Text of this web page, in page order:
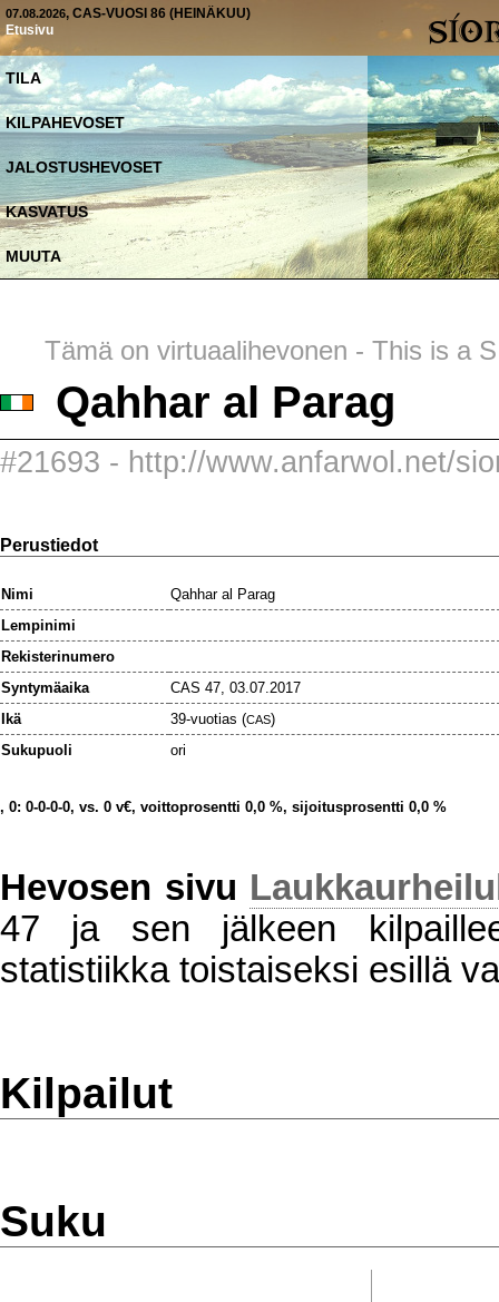
07.08.2026, CAS-VUOSI 86 (HEINÄKUU)
Etusivu
TILA
KILPAHEVOSET
JALOSTUSHEVOSET
KASVATUS
MUUTA
Tämä on virtuaalihevonen - This is a
Qahhar al Parag
#21693 - http://www.anfarwol.net/
Perustiedot
Nimi
Qahhar al Parag
Lempinimi
Rekisterinumero
Syntymäaika
CAS 47, 03.07.2017
Ikä
39-vuotias (CAS)
Sukupuoli
ori
, 0: 0-0-0-0, vs. 0 v€, voittoprosentti 0,0 %, sijoitusprosentti 0,0 %
Hevosen sivu
47 ja sen jälkeen
statistiikka toistaiseksi esillä
Kilpailut
Suku